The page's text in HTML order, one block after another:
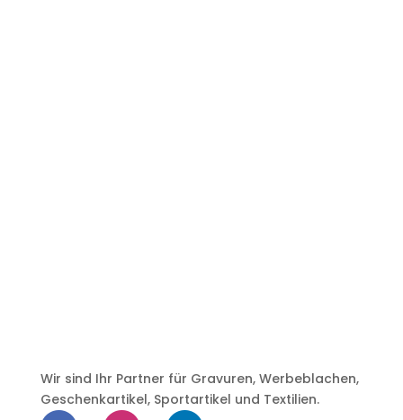
Wir sind Ihr Partner für Gravuren, Werbeblachen,
Geschenkartikel, Sportartikel und Textilien.